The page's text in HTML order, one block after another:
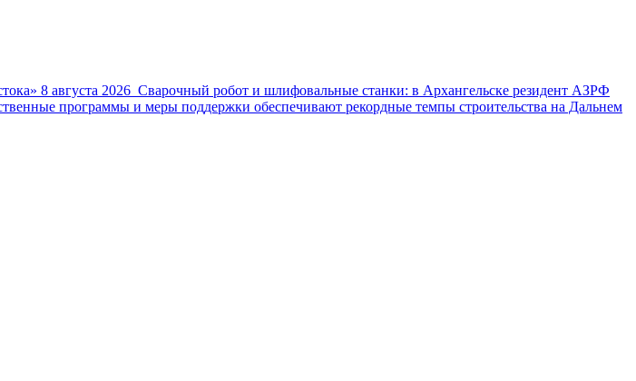
8 августа 2026 Сварочный робот и шлифовальные станки: в Архангельске резидент АЗРФ
программы и меры поддержки обеспечивают рекордные темпы строительства на Дальнем